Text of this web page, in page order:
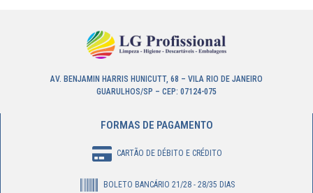
AV. BENJAMIN HARRIS HUNICUTT, 68 – VILA RIO DE JANEIRO
GUARULHOS/SP – CEP: 07124-075
FORMAS DE PAGAMENTO
CARTÃO DE DÉBITO E CRÉDITO
BOLETO BANCÁRIO 21/28 - 28/35 DIAS